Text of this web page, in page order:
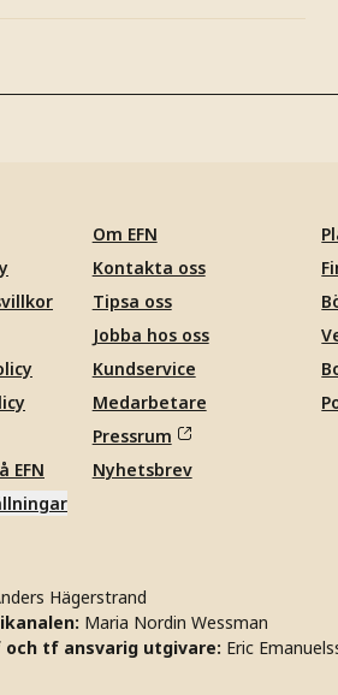
EFN
Om EFN
Kontakta oss
Tipsa oss
Jobba hos oss
Kundservice
Medarbetare
Pressrum
Nyhetsbrev
Hägerstrand
Maria Nordin Wessman
och tf ansvarig utgivare: Eric